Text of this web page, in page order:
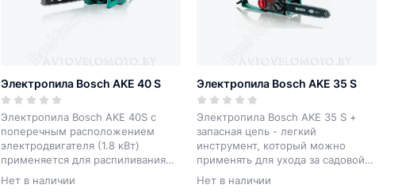
Электропила Bosch AKE 40 S
Электропила Bosch AKE 40S с
поперечным расположением
электродвигателя (1.8 кВт)
применяется для распиливания
древесины, заготовки дров,
обрезки веток и плотницких
Нет в наличии
Электропила Bosch AKE 35 S
Электропила Bosch AKE 35 S +
запасная цепь - легкий
инструмент, который можно
применять для ухода за садовой
территорией, для небольшого
строительства или ремонта
Нет в наличии